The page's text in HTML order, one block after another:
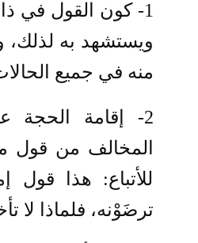
1- كون القول في
ويستشهد به لذلك،
منه في جميع
2- إقامة الحجة
المخالف من قول
للأتباع: هذا قول
ترضَوْنه، فلماذا لا